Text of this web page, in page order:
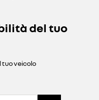
del tuo
tuo veicolo